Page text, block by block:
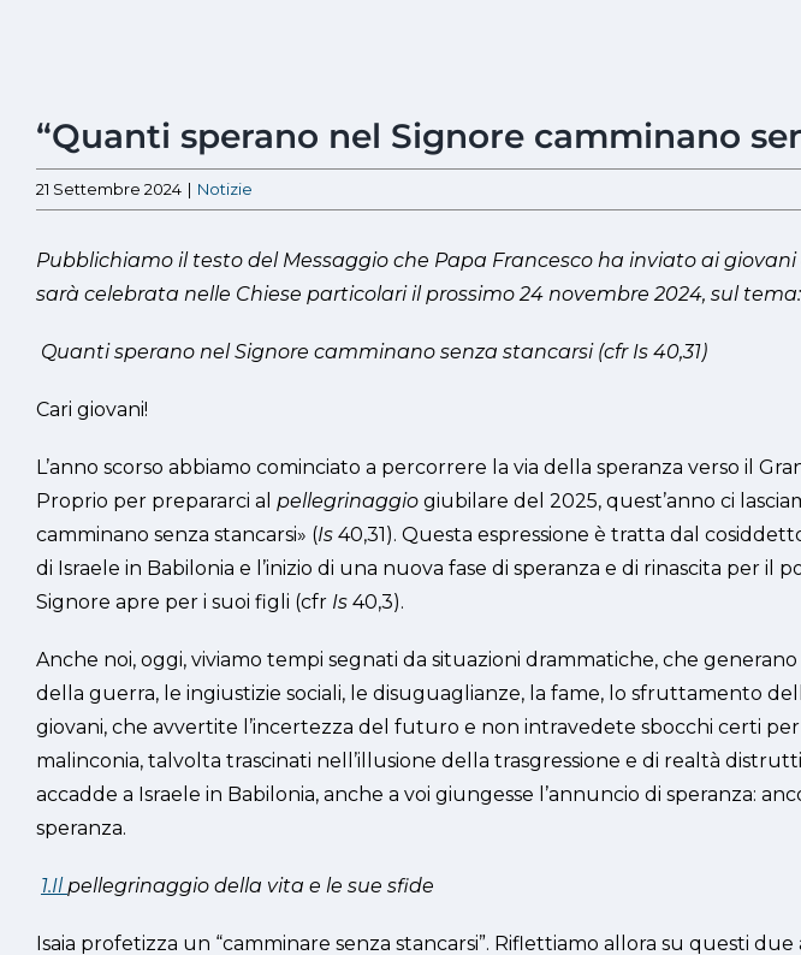
immagine
“Quanti sperano nel Signore camminano
21 Settembre 2024 | Notizie
Pubblichiamo il testo del Messaggio che Papa Francesco ha inviato ai
sarà celebrata nelle Chiese particolari il prossimo 24 novembre 2024, sul
Quanti sperano nel Signore camminano senza stancarsi (cfr Is 40,31)
Cari giovani!
L’anno scorso abbiamo cominciato a percorrere la via della speranza verso il
Proprio per prepararci al pellegrinaggiogiubilare del 2025, quest’anno ci
camminano senza stancarsi» (Is40,31). Questa espressione è tratta dal
di Israele in Babilonia e l’inizio di una nuova fase di speranza e di rinascita per il
Signore apre per i suoi figli (cfr Is40,3).
Anche noi, oggi, viviamo tempi segnati da situazioni drammatiche, che
della guerra, le ingiustizie sociali, le disuguaglianze, la fame, lo sfruttamento
giovani, che avvertite l’incertezza del futuro e non intravedete sbocchi certi
malinconia, talvolta trascinati nell’illusione della trasgressione e di realtà
accadde a Israele in Babilonia, anche a voi giungesse l’annuncio di speranza:
speranza.
1.Ilpellegrinaggio della vita e le sue sfide
Isaia profetizza un “camminare senza stancarsi”. Riflettiamo allora su questi due